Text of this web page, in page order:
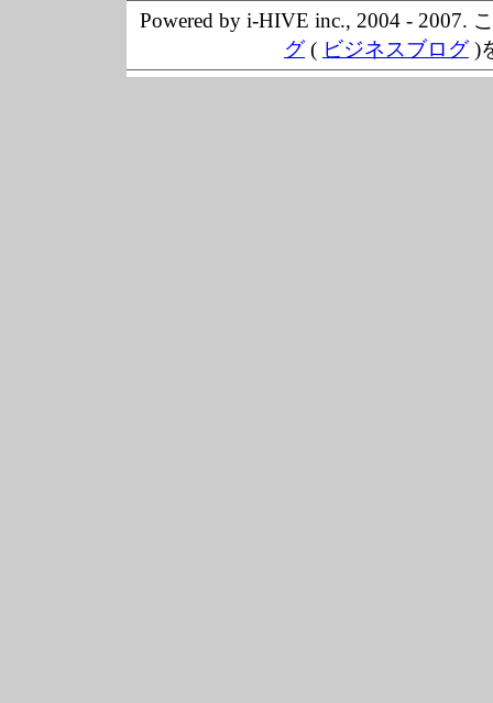
Powered by i-HIVE inc., 2004 - 2007.
グ( ビジネスブログ)